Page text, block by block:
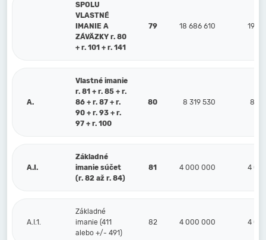
SPOLU
VLASTNÉ
IMANIE A
ZÁVÄZKY r. 80
+ r. 101 + r. 141
79 18 686 610 19
A.
Vlastné imanie
r. 81 + r. 85 + r.
86 + r. 87 + r.
90 + r. 93 + r.
97 + r. 100
80 8 319 530 8
A.I.
Základné
imanie súčet
(r. 82 až r. 84)
81 4 000 000 4
A.I.1.
Základné
imanie (411
alebo +/- 491)
82 4 000 000 4